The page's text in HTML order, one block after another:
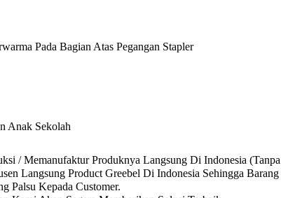
Pada Bagian Atas Pegangan Stapler
Anak Sekolah
/ Memanufaktur Produknya Langsung Di Indonesia
Langsung Product Greebel Di Indonesia Sehingga
Palsu Kepada Customer.